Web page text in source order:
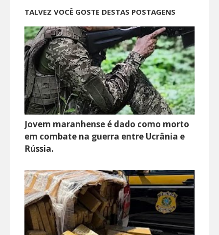
TALVEZ VOCÊ GOSTE DESTAS POSTAGENS
Jovem maranhense é dado como morto
em combate na guerra entre Ucrânia e
Rússia.